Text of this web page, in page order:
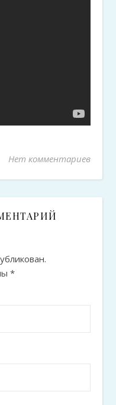
Нет комментариев
*